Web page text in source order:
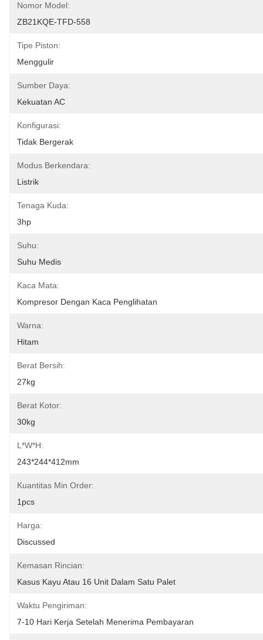
Nomor Model:
ZB21KQE-TFD-558
Tipe Piston:
Menggulir
Sumber Daya:
Kekuatan AC
Konfigurasi:
Tidak Bergerak
Modus Berkendara:
Listrik
Tenaga Kuda:
3hp
Suhu:
Suhu Medis
Kaca Mata:
Kompresor Dengan Kaca Penglihatan
Warna:
Hitam
Berat Bersih:
27kg
Berat Kotor:
30kg
L*W*H:
243*244*412mm
Kuantitas Min Order:
1pcs
Harga:
Discussed
Kemasan Rincian:
Kasus Kayu Atau 16 Unit Dalam Satu Palet
Waktu Pengiriman:
7-10 Hari Kerja Setelah Menerima Pembayaran